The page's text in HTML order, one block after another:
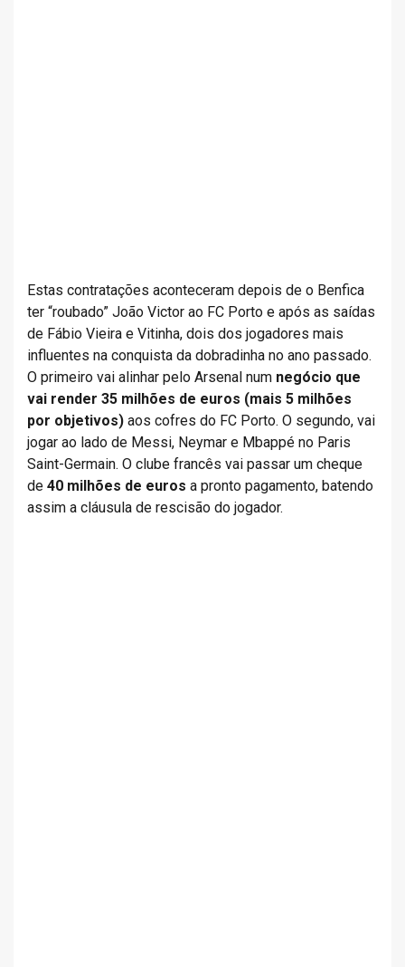
Estas contratações aconteceram depois de o Benfica
ter “roubado” João Victor ao FC Porto e após as saídas
de Fábio Vieira e Vitinha, dois dos jogadores mais
influentes na conquista da dobradinha no ano passado.
O primeiro vai alinhar pelo Arsenal num negócio que
vai render 35 milhões de euros (mais 5 milhões
por objetivos) aos cofres do FC Porto. O segundo, vai
jogar ao lado de Messi, Neymar e Mbappé no Paris
Saint-Germain. O clube francês vai passar um cheque
de 40 milhões de euros a pronto pagamento, batendo
assim a cláusula de rescisão do jogador.